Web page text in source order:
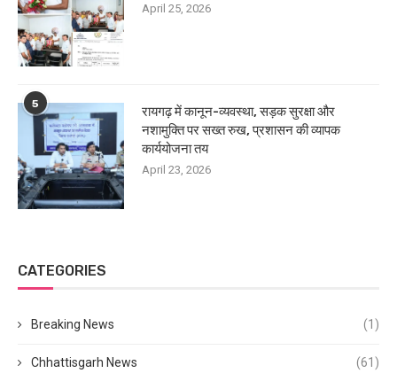
April 25, 2026
5
रायगढ़ में कानून-व्यवस्था, सड़क सुरक्षा और
नशामुक्ति पर सख्त रुख, प्रशासन की व्यापक
कार्ययोजना तय
April 23, 2026
CATEGORIES
Breaking News (1)
Chhattisgarh News (61)